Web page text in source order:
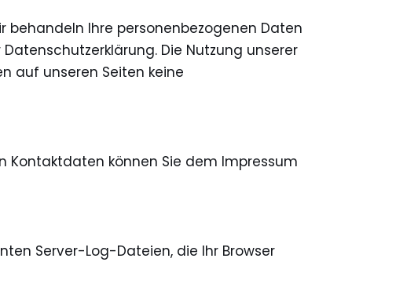
behandeln Ihre personenbezogenen Daten
Die Nutzung unserer
auf unseren Seiten keine
Kontaktdaten können Sie dem Impressum
Server-Log-Dateien, die Ihr Browser